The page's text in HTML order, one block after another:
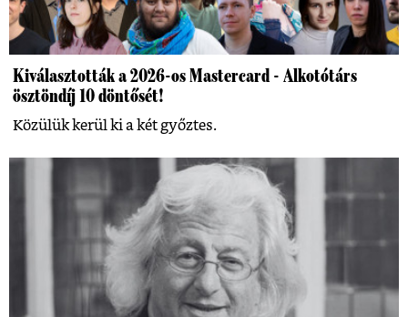
Kiválasztották a 2026-os Mastercard - Alkotótárs
ösztöndíj 10 döntősét!
Közülük kerül ki a két győztes.